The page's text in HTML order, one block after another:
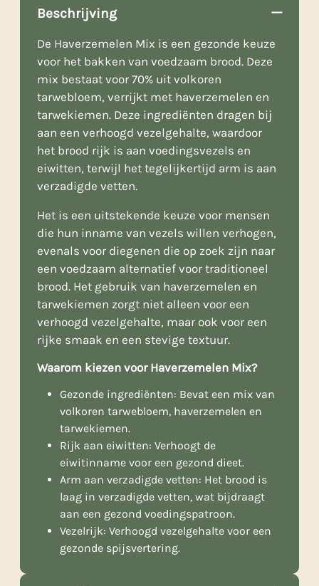
Beschrijving
De Haverzemelen Mix is een gezonde keuze
voor het bakken van voedzaam brood. Deze
mix bestaat voor 70% uit volkoren
tarwebloem, verrijkt met haverzemelen en
tarwekiemen. Deze ingrediënten dragen bij
aan een verhoogd vezelgehalte, waardoor
het brood rijk is aan voedingsvezels en
eiwitten, terwijl het tegelijkertijd arm is aan
verzadigde vetten.
Het is een uitstekende keuze voor mensen
die hun inname van vezels willen verhogen,
evenals voor diegenen die op zoek zijn naar
een voedzaam alternatief voor traditioneel
brood. Het gebruik van haverzemelen en
tarwekiemen zorgt niet alleen voor een
verhoogd vezelgehalte, maar ook voor een
rijke smaak en een stevige textuur.
Waarom kiezen voor Haverzemelen Mix?
Gezonde ingrediënten: Bevat een mix van
volkoren tarwebloem, haverzemelen en
tarwekiemen.
Rijk aan eiwitten: Verhoogt de
eiwitinname voor een gezond dieet.
Arm aan verzadigde vetten: Het brood is
laag in verzadigde vetten, wat bijdraagt
aan een gezond voedingspatroon.
Vezelrijk: Verhoogd vezelgehalte voor een
gezonde spijsvertering.